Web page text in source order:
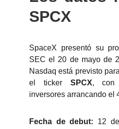
SPCX
SpaceX presentó su
SEC el 20 de mayo de
Nasdaq está previsto
el ticker SPCX, con
inversores arrancando el
Fecha de debut: 12